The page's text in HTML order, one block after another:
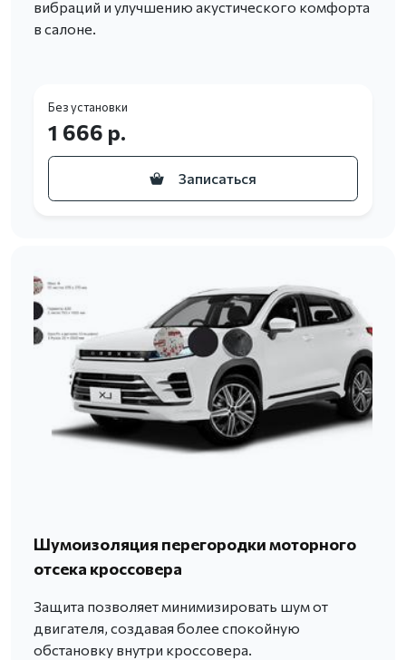
вибраций и улучшению акустического комфорта
в салоне.
Без установки
1 666 р.
Записаться
Шумоизоляция перегородки моторного
отсека кроссовера
Защита позволяет минимизировать шум от
двигателя, создавая более спокойную
обстановку внутри кроссовера.